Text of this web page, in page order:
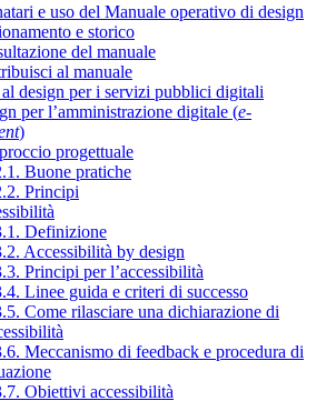
e uso del Manuale operativo di design
e storico
del manuale
al manuale
design per i servizi pubblici digitali
per l’amministrazione digitale (e-
)
progettuale
Buone pratiche
Principi
Definizione
Accessibilità by design
Principi per l’accessibilità
Linee guida e criteri di successo
Come rilasciare una dichiarazione di
Meccanismo di feedback e procedura di
Obiettivi accessibilità